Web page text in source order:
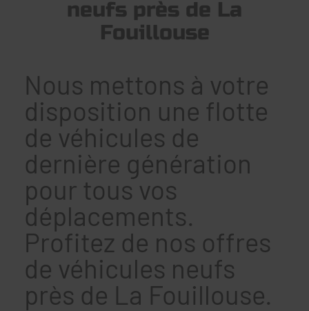
neufs près de La
Fouillouse
Nous mettons à votre
disposition une flotte
de véhicules de
dernière génération
pour tous vos
déplacements.
Profitez de nos offres
de véhicules neufs
près de La Fouillouse.